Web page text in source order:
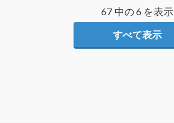
67 中の 6 を表示
すべて表示